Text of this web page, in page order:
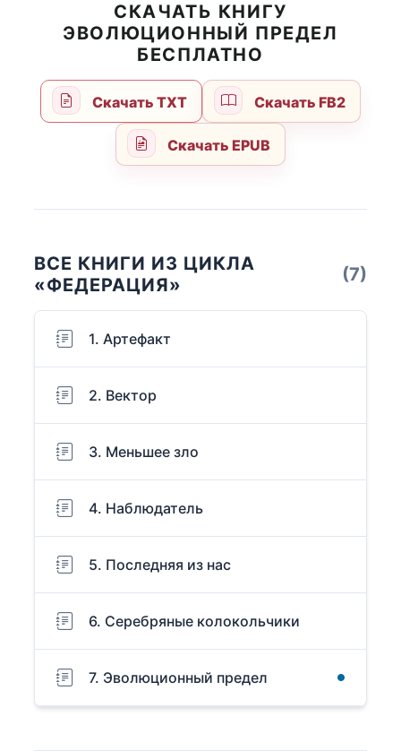
СКАЧАТЬ КНИГУ
ЭВОЛЮЦИОННЫЙ ПРЕДЕЛ
БЕСПЛАТНО
Скачать TXT Скачать FB2
Скачать EPUB
ВСЕ КНИГИ ИЗ ЦИКЛА
«ФЕДЕРАЦИЯ»
(7)
1. Артефакт
2. Вектор
3. Меньшее зло
4. Наблюдатель
5. Последняя из нас
6. Серебряные колокольчики
7. Эволюционный предел